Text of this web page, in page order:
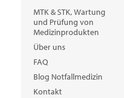
MTK & STK, Wartung
und Prüfung von
Medizinprodukten
Über uns
FAQ
Blog Notfallmedizin
Kontakt